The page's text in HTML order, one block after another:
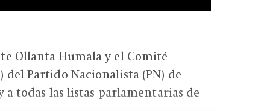
Ollanta Humala y el Comité
del Partido Nacionalista (PN) de
todas las listas parlamentarias de